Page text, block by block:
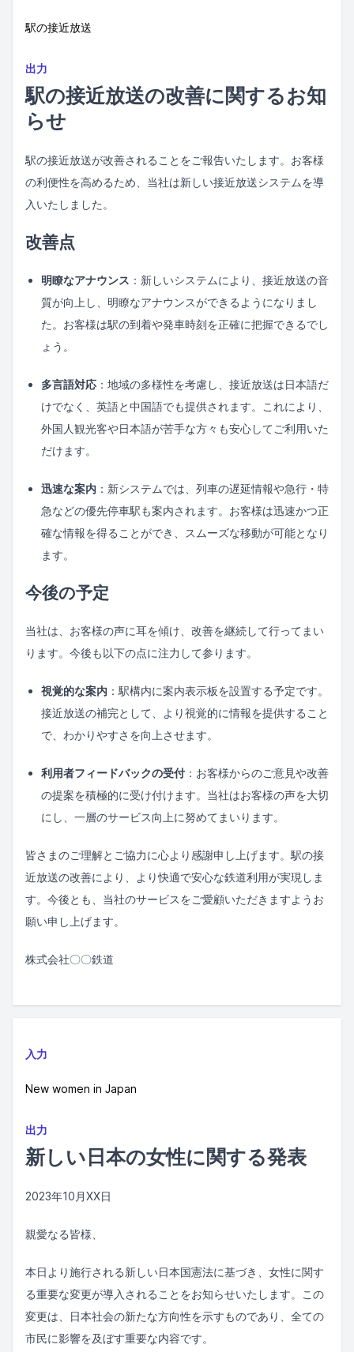
駅の接近放送
出力
駅の接近放送の改善に関するお知
らせ
駅の接近放送が改善されることをご報告いたします。お客様
の利便性を高めるため、当社は新しい接近放送システムを導
入いたしました。
改善点
明瞭なアナウンス ：新しいシステムにより、接近放送の音
質が向上し、明瞭なアナウンスができるようになりまし
た。お客様は駅の到着や発車時刻を正確に把握できるでし
ょう。
多言語対応 ：地域の多様性を考慮し、接近放送は日本語だ
けでなく、英語と中国語でも提供されます。これにより、
外国人観光客や日本語が苦手な方々も安心してご利用いた
だけます。
迅速な案内 ：新システムでは、列車の遅延情報や急行・特
急などの優先停車駅も案内されます。お客様は迅速かつ正
確な情報を得ることができ、スムーズな移動が可能となり
ます。
今後の予定
当社は、お客様の声に耳を傾け、改善を継続して行ってまい
ります。今後も以下の点に注力して参ります。
視覚的な案内 ：駅構内に案内表示板を設置する予定です。
接近放送の補完として、より視覚的に情報を提供すること
で、わかりやすさを向上させます。
利用者フィードバックの受付 ：お客様からのご意見や改善
の提案を積極的に受け付けます。当社はお客様の声を大切
にし、一層のサービス向上に努めてまいります。
皆さまのご理解とご協力に心より感謝申し上げます。駅の接
近放送の改善により、より快適で安心な鉄道利用が実現しま
す。今後とも、当社のサービスをご愛顧いただきますようお
願い申し上げます。
株式会社〇〇鉄道
入力
New women in Japan
出力
新しい日本の女性に関する発表
2023年10月XX日
親愛なる皆様、
本日より施行される新しい日本国憲法に基づき、女性に関す
る重要な変更が導入されることをお知らせいたします。この
変更は、日本社会の新たな方向性を示すものであり、全ての
市民に影響を及ぼす重要な内容です。